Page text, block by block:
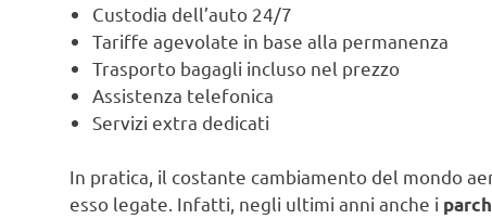
Custodia dell’auto 24/7
Tariffe agevolate in base alla permanenza
Trasporto bagagli incluso nel prezzo
Assistenza telefonica
Servizi extra dedicati
In pratica, il costante cambiamento del mondo
esso legate. Infatti, negli ultimi anni anche i